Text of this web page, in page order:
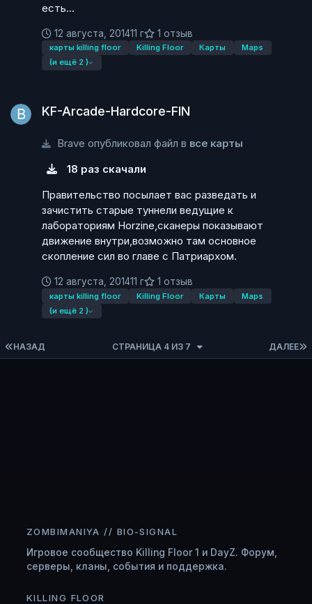
есть...
12 августа, 201411 г 1 отзыв
карты killing floor Killing Floor Карты
Maps
(и ещё 2 )
KF-Arcade-Hardcore-FIN
Brave опубликовал файл в все карты
18 раз скачали
Правительство посылает вас разведать и
зачистить старые туннели ведущие к
лабораториям Horzine,сканеры показывают
движение внутри,возможно там основное
скопление сил во главе с Патриархом.
12 августа, 201411 г 1 отзыв
карты killing floor Killing Floor Карты
Maps
(и ещё 2 )
ПЕРВАЯ СТРАНИЦА
НАЗАД ДАЛЕЕ
СТРАНИЦА 4 ИЗ 7
ZOMBIMANIYA // BIO-SIGNAL
Игровое сообщество Killing Floor 1 и DayZ. Форум,
серверы, кланы, события и поддержка.
KILLING FLOOR